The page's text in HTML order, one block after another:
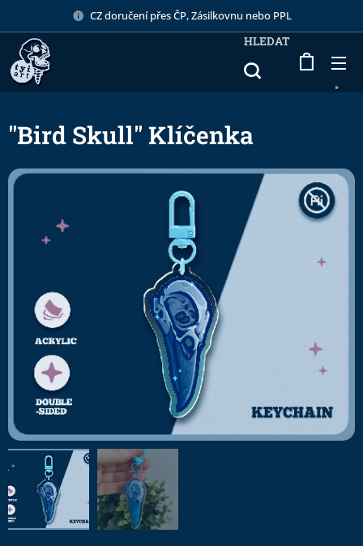
CZ doručení přes ČP, Zásilkovnu nebo PPL
HLEDAT
"Bird Skull" Klíčenka